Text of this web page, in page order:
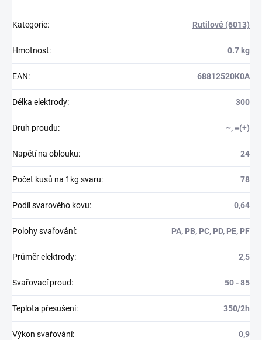
Kategorie: Rutilové (6013)
Hmotnost: 0.7 kg
EAN: 68812520K0A
Délka elektrody: 300
Druh proudu: ~, =(+)
Napětí na oblouku: 24
Počet kusů na 1kg svaru: 78
Podíl svarového kovu: 0,64
Polohy svařování: PA, PB, PC, PD, PE, PF
Průměr elektrody: 2,5
Svařovací proud: 50 - 85
Teplota přesušení: 350/2h
Výkon svařování: 0,9